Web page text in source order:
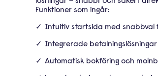
Funktioner som ingår:
Intuitiv startsida med snabbval
Integrerade
Automatisk bokföring och